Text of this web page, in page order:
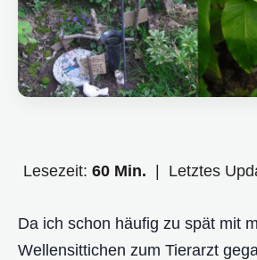
Lesezeit: 60 Min. | Letztes
Da ich schon häufig zu spät mit
Wellensittichen zum Tierarzt